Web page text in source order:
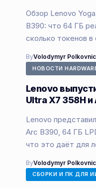
Обзор Lenovo
B390: что 64 ГБ
сколько токенов
ByVolodymyr
НОВОСТИ
Lenovo
Ultra X7 358H и
Lenovo
Arc B390, 64 ГБ
что это даёт для
ByVolodymyr
СБОРКИ И ПК ДЛЯ